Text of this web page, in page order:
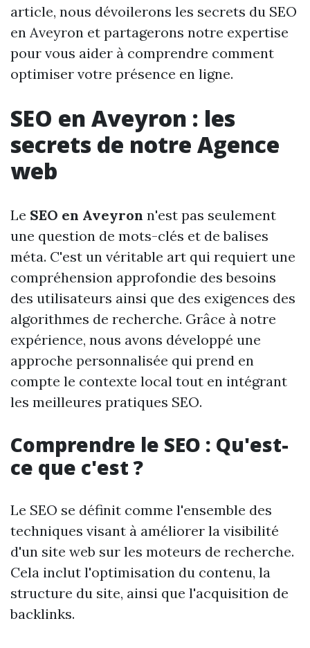
article, nous dévoilerons les secrets du SEO
en Aveyron et partagerons notre expertise
pour vous aider à comprendre comment
optimiser votre présence en ligne.
SEO en Aveyron : les
secrets de notre Agence
web
Le SEO en Aveyron n'est pas seulement
une question de mots-clés et de balises
méta. C'est un véritable art qui requiert une
compréhension approfondie des besoins
des utilisateurs ainsi que des exigences des
algorithmes de recherche. Grâce à notre
expérience, nous avons développé une
approche personnalisée qui prend en
compte le contexte local tout en intégrant
les meilleures pratiques SEO.
Comprendre le SEO : Qu'est-
ce que c'est ?
Le SEO se définit comme l'ensemble des
techniques visant à améliorer la visibilité
d'un site web sur les moteurs de recherche.
Cela inclut l'optimisation du contenu, la
structure du site, ainsi que l'acquisition de
backlinks.